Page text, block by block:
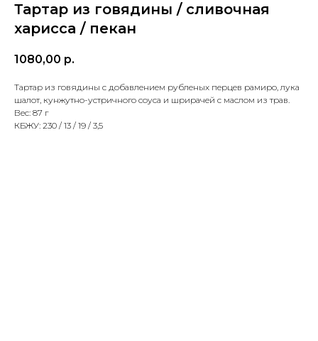
Тартар из говядины / сливочная
харисса / пекан
1080,00 р.
Тартар из говядины с добавлением рубленых перцев рамиро, лука
шалот, кунжутно-устричного соуса и шрирачей с маслом из трав.
Вес: 87 г
КБЖУ: 230 / 13 / 19 / 3,5